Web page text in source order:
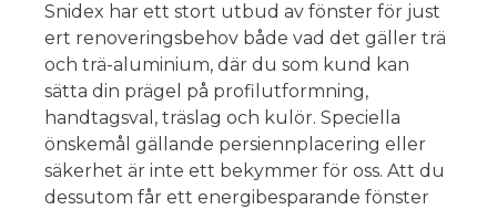
Snidex har ett stort utbud av fönster för just
ert renoveringsbehov både vad det gäller trä
och trä-aluminium, där du som kund kan
sätta din prägel på profilutformning,
handtagsval, träslag och kulör. Speciella
önskemål gällande persiennplacering eller
säkerhet är inte ett bekymmer för oss. Att du
dessutom får ett energibesparande fönster